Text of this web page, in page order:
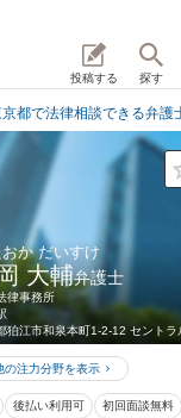
投稿する 探す
都で法律相談できる弁護
か だいすけ
大輔弁護士
律事務所
狛江市和泉本町1-2-12 セントラ
の注力分野を表示
後払い利用可 初回面談無料